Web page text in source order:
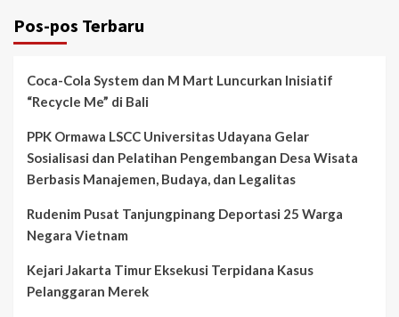
Pos-pos Terbaru
Coca-Cola System dan M Mart Luncurkan Inisiatif
“Recycle Me” di Bali
PPK Ormawa LSCC Universitas Udayana Gelar
Sosialisasi dan Pelatihan Pengembangan Desa Wisata
Berbasis Manajemen, Budaya, dan Legalitas
Rudenim Pusat Tanjungpinang Deportasi 25 Warga
Negara Vietnam
Kejari Jakarta Timur Eksekusi Terpidana Kasus
Pelanggaran Merek